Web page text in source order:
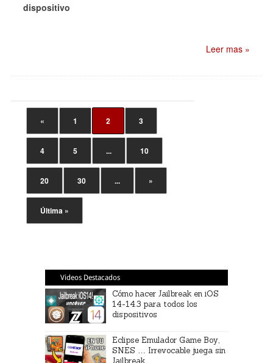
dispositivo
Leer mas »
« 1 2 3
4 5 ... 10
20 30 ... »
Última »
Videos Destacados
Cómo hacer Jailbreak en iOS
14-14.3 para todos los
dispositivos
Eclipse Emulador Game Boy,
SNES … Irrevocable juega sin
Jailbreak